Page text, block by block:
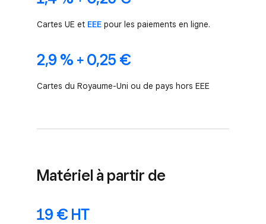
Cartes UE et EEE pour les paiements en ligne.
2,9 % + 0,25 €
Cartes du Royaume-Uni ou de pays hors EEE
Matériel à partir de
19 € HT